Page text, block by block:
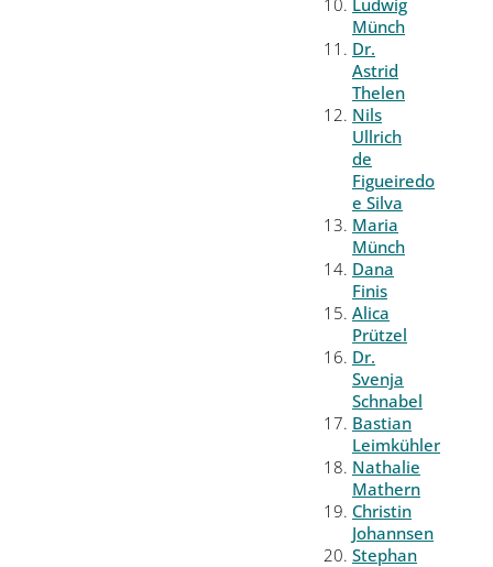
Ludwig
Münch
Dr.
Astrid
Thelen
Nils
Ullrich
de
Figueiredo
e Silva
Maria
Münch
Dana
Finis
Alica
Prützel
Dr.
Svenja
Schnabel
Bastian
Leimkühler
Nathalie
Mathern
Christin
Johannsen
Stephan